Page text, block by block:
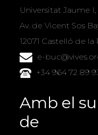
Universitat Jaume I,
Av. de Vicent Sos
12071 Castelló de la
e-
+34 964 72 89
Amb el
de